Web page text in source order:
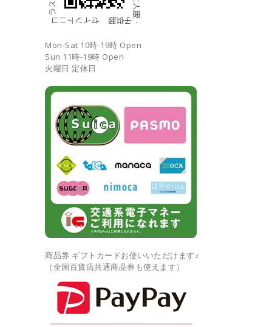
Mon-Sat 10時-19時 Open
Sun 11時-19時 Open
火曜日 定休日
商品券 ギフトカードお使いいただけます♪
（全国百貨店共通商品券も使えます）